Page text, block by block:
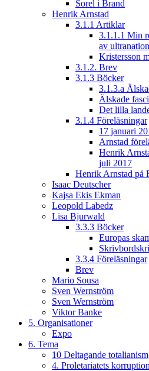
Sorel i Brand
Henrik Arnstad
3.1.1 Artiklar
3.1.1.1 Min
av
Kristersson
3.1.2. Brev
3.1.3 Böcker
3.1.3.a
Älskade
Det lilla
3.1.4 Föreläsningar
17 januari
Arnstad
Henrik
juli 2017
Henrik Arnstad på
Isaac Deutscher
Kajsa Ekis Ekman
Leopold Labedz
Lisa Bjurwald
3.3.3 Böcker
Europas
3.3.4 Föreläsningar
Brev
Mario Sousa
Sven Wernström
Sven Wernström
Viktor Banke
5. Organisationer
Expo
6. Tema
10 Deltagande totalianism
4. Proletariatets korruption